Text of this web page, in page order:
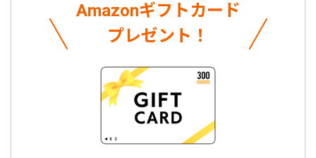
Amazonギフトカード
プレゼント！